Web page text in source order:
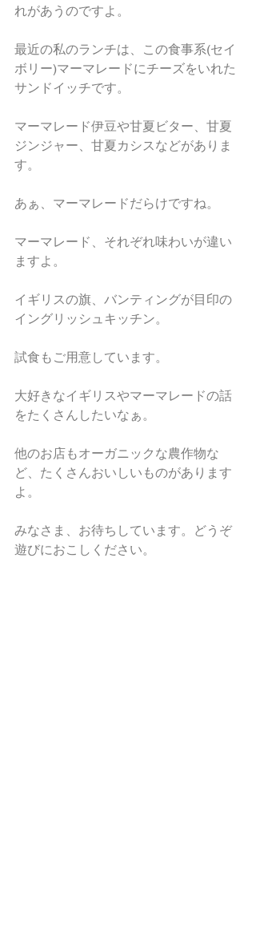
れがあうのですよ。
最近の私のランチは、この食事系(セイ
ボリー)マーマレードにチーズをいれた
サンドイッチです。
マーマレード伊豆や甘夏ビター、甘夏
ジンジャー、甘夏カシスなどがありま
す。
あぁ、マーマレードだらけですね。
マーマレード、それぞれ味わいが違い
ますよ。
イギリスの旗、バンティングが目印の
イングリッシュキッチン。
試食もご用意しています。
大好きなイギリスやマーマレードの話
をたくさんしたいなぁ。
他のお店もオーガニックな農作物な
ど、たくさんおいしいものがあります
よ。
みなさま、お待ちしています。どうぞ
遊びにおこしください。